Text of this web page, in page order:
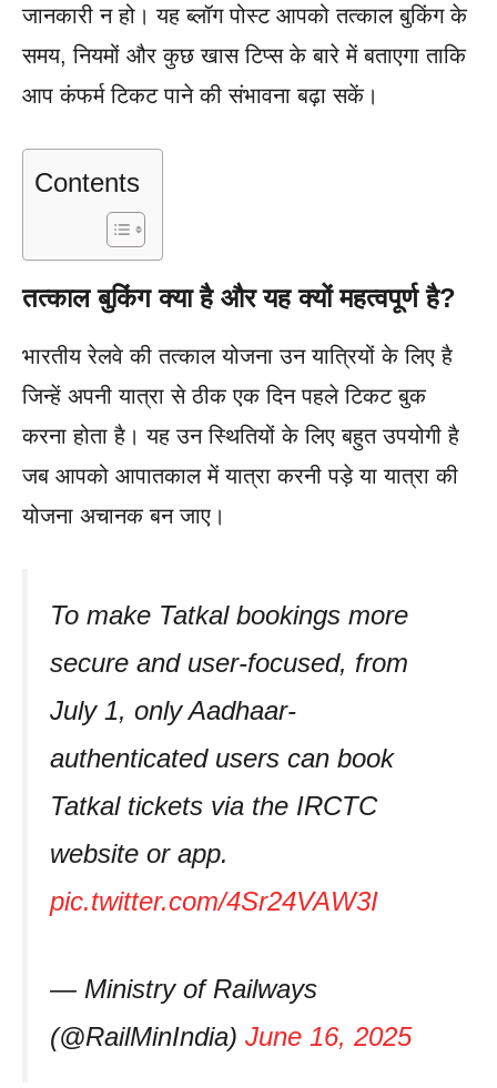
जानकारी न हो। यह ब्लॉग पोस्ट आपको तत्काल बुकिंग के
समय, नियमों और कुछ खास टिप्स के बारे में बताएगा ताकि
आप कंफर्म टिकट पाने की संभावना बढ़ा सकें।
Contents
तत्काल बुकिंग क्या है और यह क्यों महत्वपूर्ण है?
भारतीय रेलवे की तत्काल योजना उन यात्रियों के लिए है
जिन्हें अपनी यात्रा से ठीक एक दिन पहले टिकट बुक
करना होता है। यह उन स्थितियों के लिए बहुत उपयोगी है
जब आपको आपातकाल में यात्रा करनी पड़े या यात्रा की
योजना अचानक बन जाए।
To make Tatkal bookings more
secure and user-focused, from
July 1, only Aadhaar-
authenticated users can book
Tatkal tickets via the IRCTC
website or app.
pic.twitter.com/4Sr24VAW3I
— Ministry of Railways
(@RailMinIndia) June 16, 2025